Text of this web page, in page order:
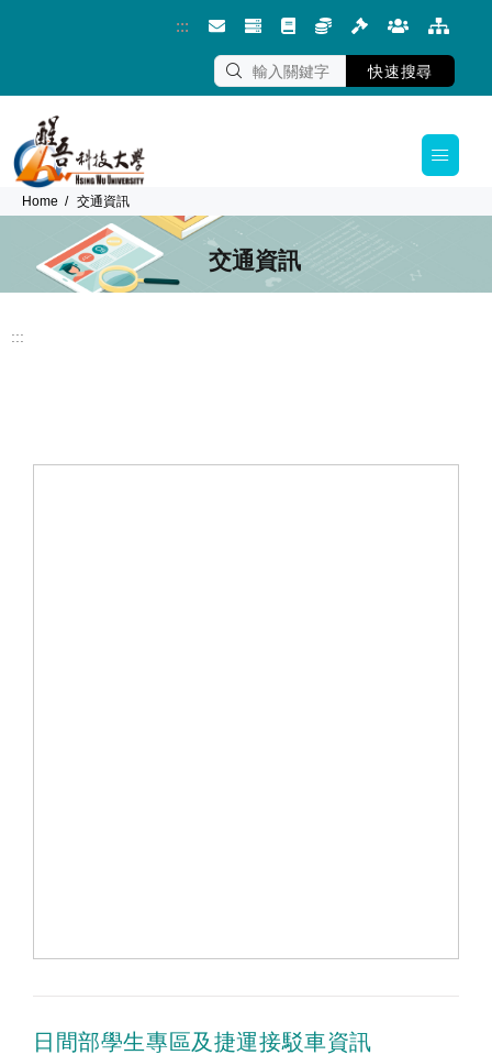
跳到主要內容區塊
:::
快速搜尋
Home 交通資訊
交通資訊
:::
日間部學生專區及捷運接駁車資訊